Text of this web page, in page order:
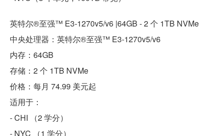
英特尔®至强™ E3-1270v5/v6 |64GB - 2 个 1TB NVMe
中央处理器：英特尔®至强™ E3-1270v5/v6
内存：64GB
存储：2 个 1TB NVMe
价格：每月 74.99 美元起
适用于：
- CHI （2 学分）
- NYC （1 学分）